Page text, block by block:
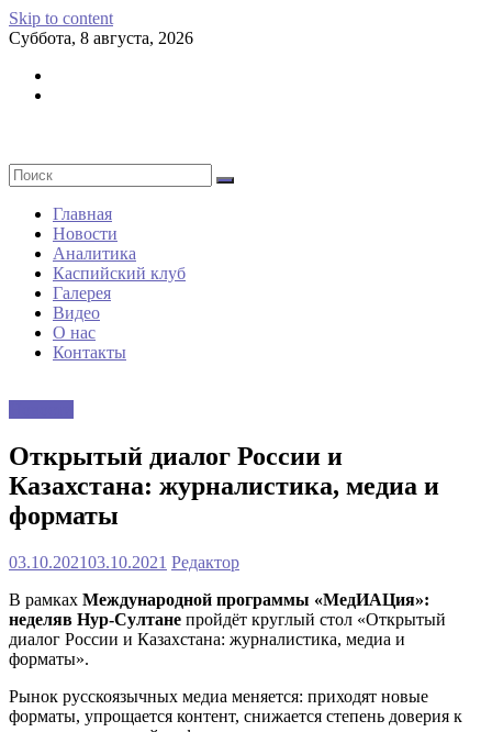
Skip to content
Суббота, 8 августа, 2026
Главная
Новости
Аналитика
Каспийский клуб
Галерея
Видео
О нас
Контакты
Открытый диалог России и
Казахстана: журналистика, медиа и
форматы
03.10.202103.10.2021 Редактор
В рамках Международной программы «МедИАЦия»:
неделяв Нур-Султане пройдёт круглый стол «Открытый
диалог России и Казахстана: журналистика, медиа и
форматы».
Рынок русскоязычных медиа меняется: приходят новые
форматы, упрощается контент, снижается степень доверия к